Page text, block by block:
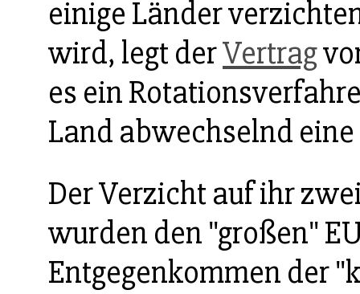
einige Länder
wird, legt derVertrag
es ein
Land abwechselnd
Der Verzicht auf ihr
wurden den "großen"
Entgegenkommen der